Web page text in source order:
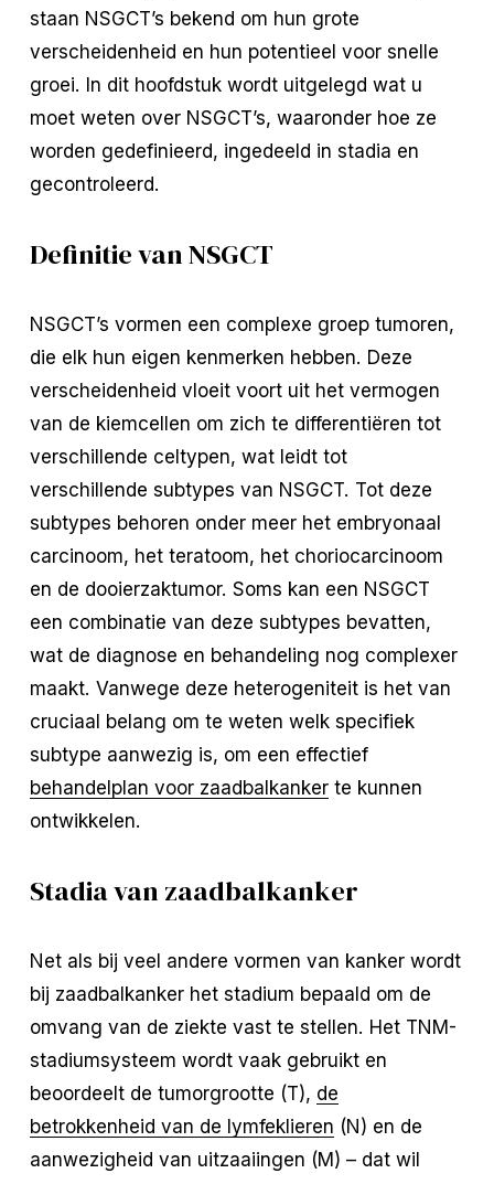
staan NSGCT’s bekend om hun grote
verscheidenheid en hun potentieel voor snelle
groei. In dit hoofdstuk wordt uitgelegd wat u
moet weten over NSGCT’s, waaronder hoe ze
worden gedefinieerd, ingedeeld in stadia en
gecontroleerd.
Definitie van NSGCT
NSGCT’s vormen een complexe groep tumoren,
die elk hun eigen kenmerken hebben. Deze
verscheidenheid vloeit voort uit het vermogen
van de kiemcellen om zich te differentiëren tot
verschillende celtypen, wat leidt tot
verschillende subtypes van NSGCT. Tot deze
subtypes behoren onder meer het embryonaal
carcinoom, het teratoom, het choriocarcinoom
en de dooierzaktumor. Soms kan een NSGCT
een combinatie van deze subtypes bevatten,
wat de diagnose en behandeling nog complexer
maakt. Vanwege deze heterogeniteit is het van
cruciaal belang om te weten welk specifiek
subtype aanwezig is, om een effectief
behandelplan voor zaadbalkankerte kunnen
ontwikkelen.
Stadia van zaadbalkanker
Net als bij veel andere vormen van kanker wordt
bij zaadbalkanker het stadium bepaald om de
omvang van de ziekte vast te stellen. Het TNM-
stadiumsysteem wordt vaak gebruikt en
beoordeelt de tumorgrootte (T), de
betrokkenheid van de lymfeklieren (N) en de
aanwezigheid van uitzaaiingen (M) – dat wil